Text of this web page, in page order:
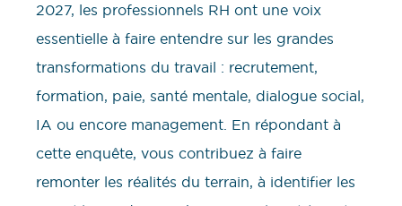
2027, les professionnels RH ont une voix
essentielle à faire entendre sur les grandes
transformations du travail : recrutement,
formation, paie, santé mentale, dialogue social,
IA ou encore management. En répondant à
cette enquête, vous contribuez à faire
remonter les réalités du terrain, à identifier les